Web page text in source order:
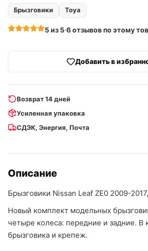
Брызговики Toya
5из 5·6отзывовпо этому
Добавить в
Возврат 14 дней
Усиленная упаковка
СДЭК, Энергия, Почта
Описание
Брызговики Nissan Leaf ZE0 2009-
Новый комплект модельных
четыре колеса: передние и задние. В
брызговика и крепеж.